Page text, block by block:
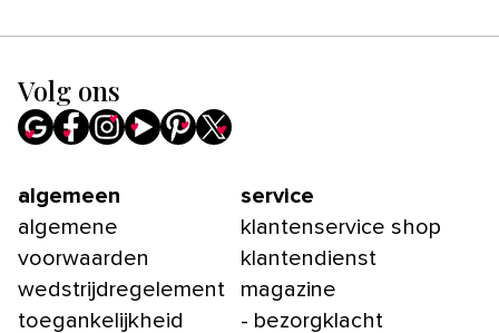
Volg ons
algemeen
algemene
voorwaarden
wedstrijdregelement
toegankelijkheid
service
klantenservice shop
klantendienst
magazine
- bezorgklacht